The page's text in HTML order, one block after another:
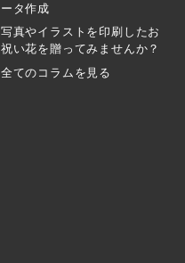
ータ作成
写真やイラストを印刷したお
祝い花を贈ってみませんか？
全てのコラムを見る